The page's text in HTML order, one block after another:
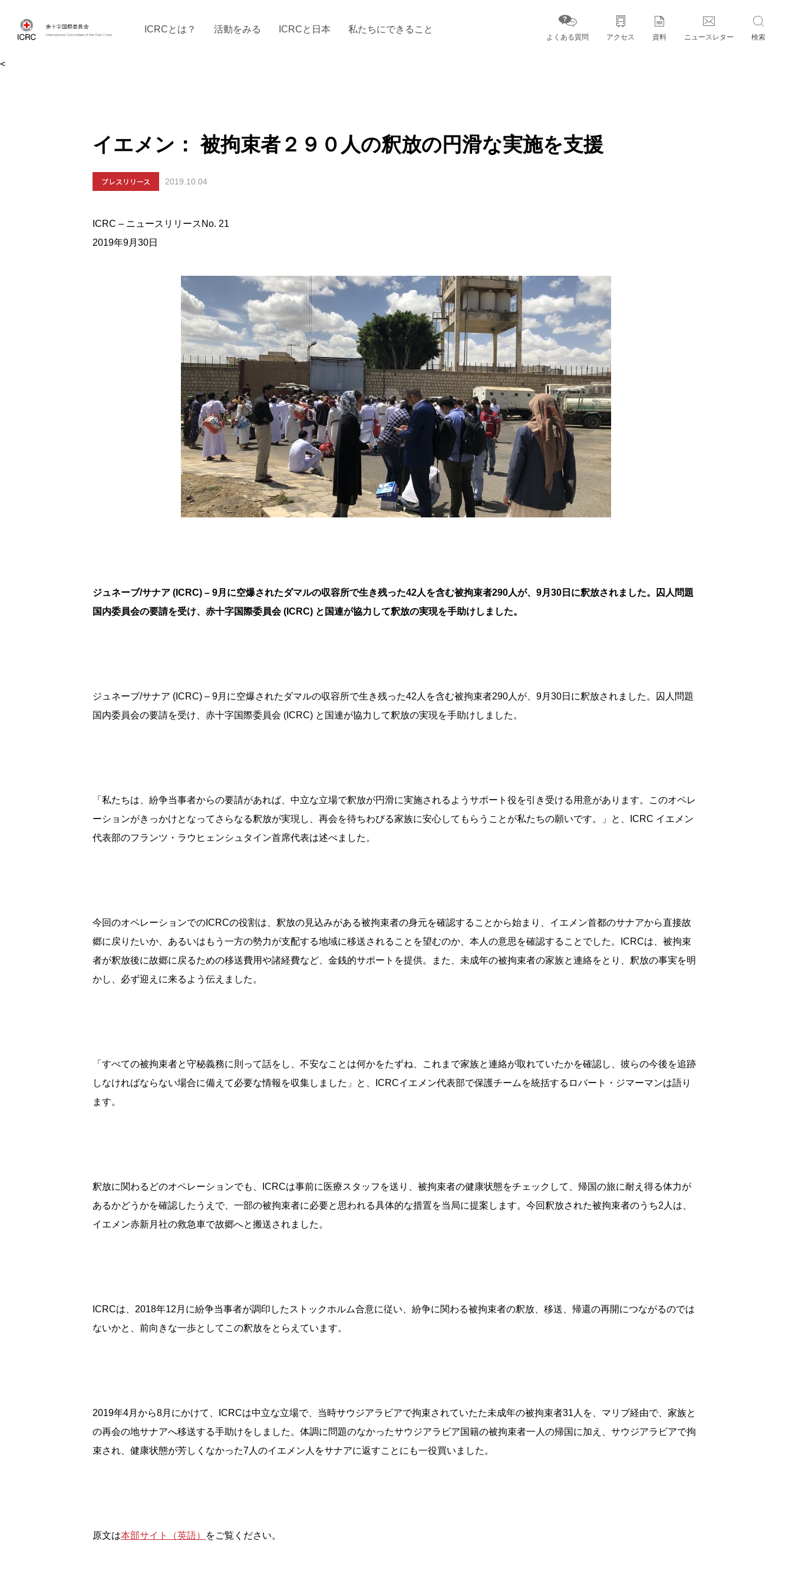
<
よくある質問 アクセス 資料 ニュースレター 検索
ICRCとは？ 活動をみる ICRCと日本 私たちにできること
イエメン： 被拘束者２９０人の釈放の円滑な実施を支援
プレスリリース 2019.10.04
ICRC – ニュースリリースNo. 21
2019年9月30日
ジュネーブ/サナア (ICRC) – 9月に空爆されたダマルの収容所で生き残った42人を含む被拘束者290人が、9月30日に釈放されました。囚人問題
国内委員会の要請を受け、赤十字国際委員会 (ICRC) と国連が協力して釈放の実現を手助けしました。
ジュネーブ/サナア (ICRC) – 9月に空爆されたダマルの収容所で生き残った42人を含む被拘束者290人が、9月30日に釈放されました。囚人問題
国内委員会の要請を受け、赤十字国際委員会 (ICRC) と国連が協力して釈放の実現を手助けしました。
「私たちは、紛争当事者からの要請があれば、中立な立場で釈放が円滑に実施されるようサポート役を引き受ける用意があります。このオペレ
ーションがきっかけとなってさらなる釈放が実現し、再会を待ちわびる家族に安心してもらうことが私たちの願いです。」と、ICRC イエメン
代表部のフランツ・ラウヒェンシュタイン首席代表は述べました。
今回のオペレーションでのICRCの役割は、釈放の見込みがある被拘束者の身元を確認することから始まり、イエメン首都のサナアから直接故
郷に戻りたいか、あるいはもう一方の勢力が支配する地域に移送されることを望むのか、本人の意思を確認することでした。ICRCは、被拘束
者が釈放後に故郷に戻るための移送費用や諸経費など、金銭的サポートを提供。また、未成年の被拘束者の家族と連絡をとり、釈放の事実を明
かし、必ず迎えに来るよう伝えました。
「すべての被拘束者と守秘義務に則って話をし、不安なことは何かをたずね、これまで家族と連絡が取れていたかを確認し、彼らの今後を追跡
しなければならない場合に備えて必要な情報を収集しました」と、ICRCイエメン代表部で保護チームを統括するロバート・ジマーマンは語り
ます。
釈放に関わるどのオペレーションでも、ICRCは事前に医療スタッフを送り、被拘束者の健康状態をチェックして、帰国の旅に耐え得る体力が
あるかどうかを確認したうえで、一部の被拘束者に必要と思われる具体的な措置を当局に提案します。今回釈放された被拘束者のうち2人は、
イエメン赤新月社の救急車で故郷へと搬送されました。
ICRCは、2018年12月に紛争当事者が調印したストックホルム合意に従い、紛争に関わる被拘束者の釈放、移送、帰還の再開につながるのでは
ないかと、前向きな一歩としてこの釈放をとらえています。
2019年4月から8月にかけて、ICRCは中立な立場で、当時サウジアラビアで拘束されていたた未成年の被拘束者31人を、マリブ経由で、家族と
の再会の地サナアへ移送する手助けをしました。体調に問題のなかったサウジアラビア国籍の被拘束者一人の帰国に加え、サウジアラビアで拘
束され、健康状態が芳しくなかった7人のイエメン人をサナアに返すことにも一役買いました。
原文は本部サイト（英語） をご覧ください。